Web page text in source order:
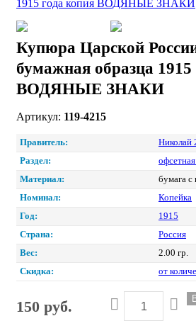
Купюра Царской
бумажная образца 1915
ВОДЯНЫЕ ЗНАКИ
Артикул: 119-4215
Правитель:
Николай
Раздел:
Материал:
бумага с
Номинал:
Копейка
Год:
1915
Страна:
Россия
Вес:
2.00 гр.
Скидка:
от
150 руб.